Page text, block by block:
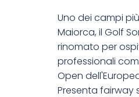
Uno dei campi
Maiorca, il Golf
rinomato per
professionali
Open
Presenta fairway